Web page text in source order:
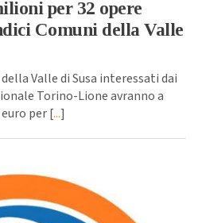
per 32 opere
Comuni della Valle
Valle di Susa interessati dai
Torino-Lione avranno a
per [...]